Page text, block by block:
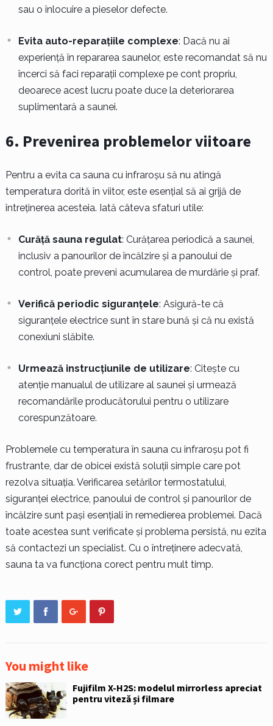
sau o înlocuire a pieselor defecte.
Evita auto-reparațiile complexe: Dacă nu ai
experiență în repararea saunelor, este recomandat să nu
încerci să faci reparații complexe pe cont propriu,
deoarece acest lucru poate duce la deteriorarea
suplimentară a saunei.
6. Prevenirea problemelor viitoare
Pentru a evita ca sauna cu infraroșu să nu atingă
temperatura dorită în viitor, este esențial să ai grijă de
întreținerea acesteia. Iată câteva sfaturi utile:
Curăță sauna regulat: Curățarea periodică a saunei,
inclusiv a panourilor de încălzire și a panoului de
control, poate preveni acumularea de murdărie și praf.
Verifică periodic siguranțele: Asigură-te că
siguranțele electrice sunt în stare bună și că nu există
conexiuni slăbite.
Urmează instrucțiunile de utilizare: Citește cu
atenție manualul de utilizare al saunei și urmează
recomandările producătorului pentru o utilizare
corespunzătoare.
Problemele cu temperatura în sauna cu infraroșu pot fi
frustrante, dar de obicei există soluții simple care pot
rezolva situația. Verificarea setărilor termostatului,
siguranței electrice, panoului de control și panourilor de
încălzire sunt pași esențiali în remedierea problemei. Dacă
toate acestea sunt verificate și problema persistă, nu ezita
să contactezi un specialist. Cu o întreținere adecvată,
sauna ta va funcționa corect pentru mult timp.
You might like
Fujifilm X-H2S: modelul mirrorless apreciat
pentru viteză și filmare